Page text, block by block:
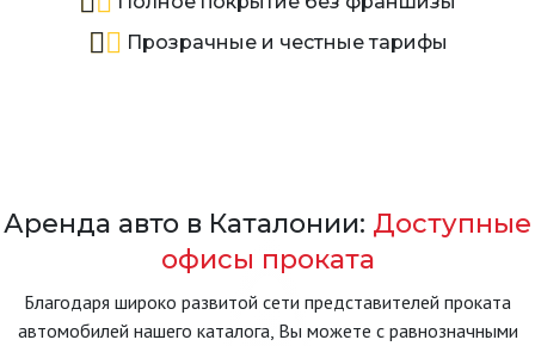
Прозрачные и честные тарифы
Аренда авто в Каталонии: Доступные
офисы проката
Благодаря широко развитой сети представителей проката
автомобилей нашего каталога, Вы можете с равнозначными